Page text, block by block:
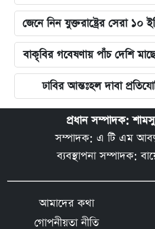
জেনে নিন যুক্তরাষ্ট্রের সেরা ১০
বাকৃবির গবেষণায় পাঁচ দেশি
ঢাবির আন্তঃহল দাবা
প্রধান সম্পাদক:
সম্পাদক: এ টি এম
ব্যবস্থাপনা সম্পাদক:
আমাদের কথা
গোপনীয়তা নীতি